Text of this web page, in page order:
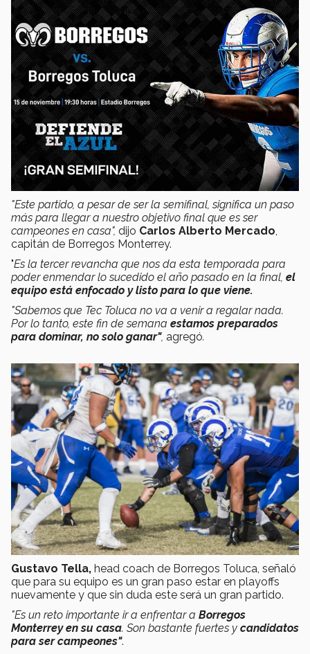
"Este partido, a pesar de ser la semifinal, significa un paso
más para llegar a nuestro objetivo final que es ser
campeones en casa", dijo Carlos Alberto Mercado,
capitán de Borregos Monterrey.
"Es la tercer revancha que nos da esta temporada para
poder enmendar lo sucedido el año pasado en la final, el
equipo está enfocado y listo para lo que viene.
"Sabemos que Tec Toluca no va a venir a regalar nada.
Por lo tanto, este fin de semana estamos preparados
para dominar, no solo ganar", agregó.
Gustavo Tella, head coach de Borregos Toluca, señaló
que para su equipo es un gran paso estar en playoffs
nuevamente y que sin duda este será un gran partido.
"Es un reto importante ir a enfrentar a Borregos
Monterrey en su casa. Son bastante fuertes y candidatos
para ser campeones".